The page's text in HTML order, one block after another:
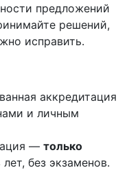
предложений
решений,
исправить.
аккредитация
и личным
— только
лет, без экзаменов.